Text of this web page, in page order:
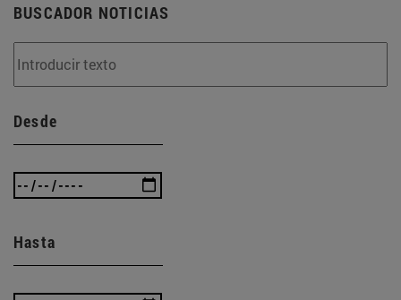
BUSCADOR NOTICIAS
Desde
Hasta